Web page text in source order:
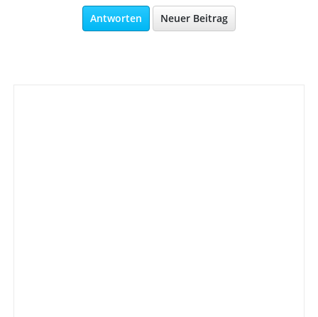
Antworten Neuer Beitrag